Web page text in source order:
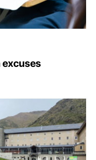
excuses